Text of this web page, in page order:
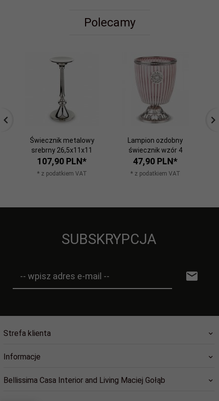
Polecamy
Świecznik metalowy
srebrny 26,5x11x11
107,90 PLN*
* z podatkiem VAT
Lampion ozdobny
świecznik wzór 4
47,90 PLN*
* z podatkiem VAT
SUBSKRYPCJA
-- wpisz adres e-mail --
Strefa klienta
Informacje
Bellissima Casa Interior and Living Maciej Gołąb